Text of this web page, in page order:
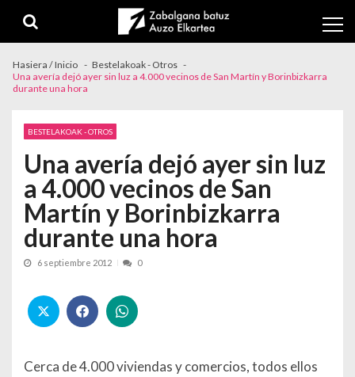
Hasiera / Inicio
Bestelakoak - Otros
Una avería dejó ayer sin luz a 4.000 vecinos de San Martín y Borinbizkarra
durante una hora
BESTELAKOAK - OTROS
Una avería dejó ayer sin luz
a 4.000 vecinos de San
Martín y Borinbizkarra
durante una hora
6 septiembre 2012 0
Cerca de 4.000 viviendas y comercios, todos ellos